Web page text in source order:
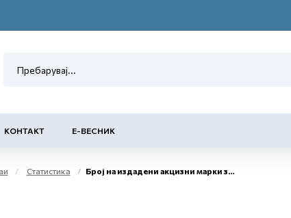
КОНТАКТ Е-ВЕСНИК
Статистика Број на издадени акцизни марки за обележување на цигари